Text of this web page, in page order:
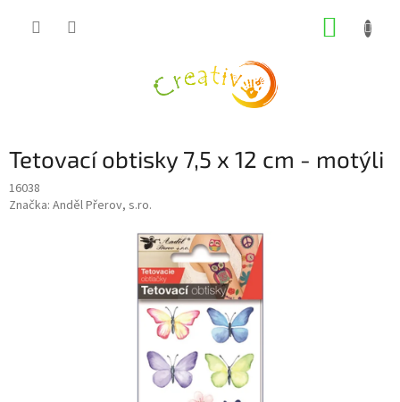
Tetovací obtisky 7,5 x 12 cm - motýli
16038
Značka: Anděl Přerov, s.ro.